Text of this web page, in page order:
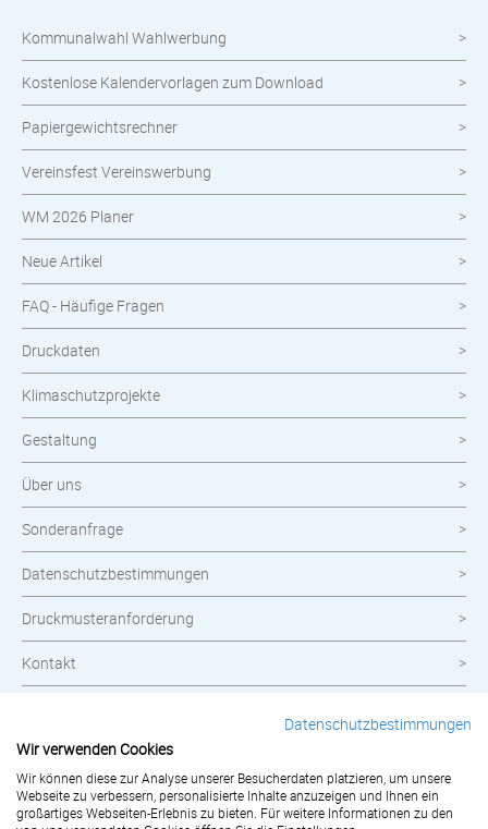
meinOrt
Nachhaltige Produkte
Wahlen
Neuheiten im Shop
Kommunalwahl Wahlwerbung
Kostenlose Kalendervorlagen zum Download
Papiergewichtsrechner
Vereinsfest Vereinswerbung
WM 2026 Planer
Neue Artikel
FAQ - Häufige Fragen
Druckdaten
Klimaschutzprojekte
Gestaltung
Über uns
Sonderanfrage
Datenschutzbestimmungen
Druckmusteranforderung
Kontakt
Impressum
AGB
Datenschutzbestimmungen
Wir verwenden Cookies
Wir können diese zur Analyse unserer Besucherdaten platzieren, um unsere
Webseite zu verbessern, personalisierte Inhalte anzuzeigen und Ihnen ein
großartiges Webseiten-Erlebnis zu bieten. Für weitere Informationen zu den